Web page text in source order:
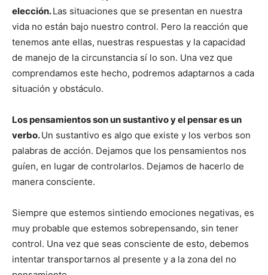
elección.Las situaciones que se presentan en nuestra
vida no están bajo nuestro control. Pero la reacción que
tenemos ante ellas, nuestras respuestas y la capacidad
de manejo de la circunstancia sí lo son. Una vez que
comprendamos este hecho, podremos adaptarnos a cada
situación y obstáculo.
Los pensamientos son un sustantivo y el pensar es un
verbo.Un sustantivo es algo que existe y los verbos son
palabras de acción. Dejamos que los pensamientos nos
guíen, en lugar de controlarlos. Dejamos de hacerlo de
manera consciente.
Siempre que estemos sintiendo emociones negativas, es
muy probable que estemos sobrepensando, sin tener
control. Una vez que seas consciente de esto, debemos
intentar transportarnos al presente y a la zona del no